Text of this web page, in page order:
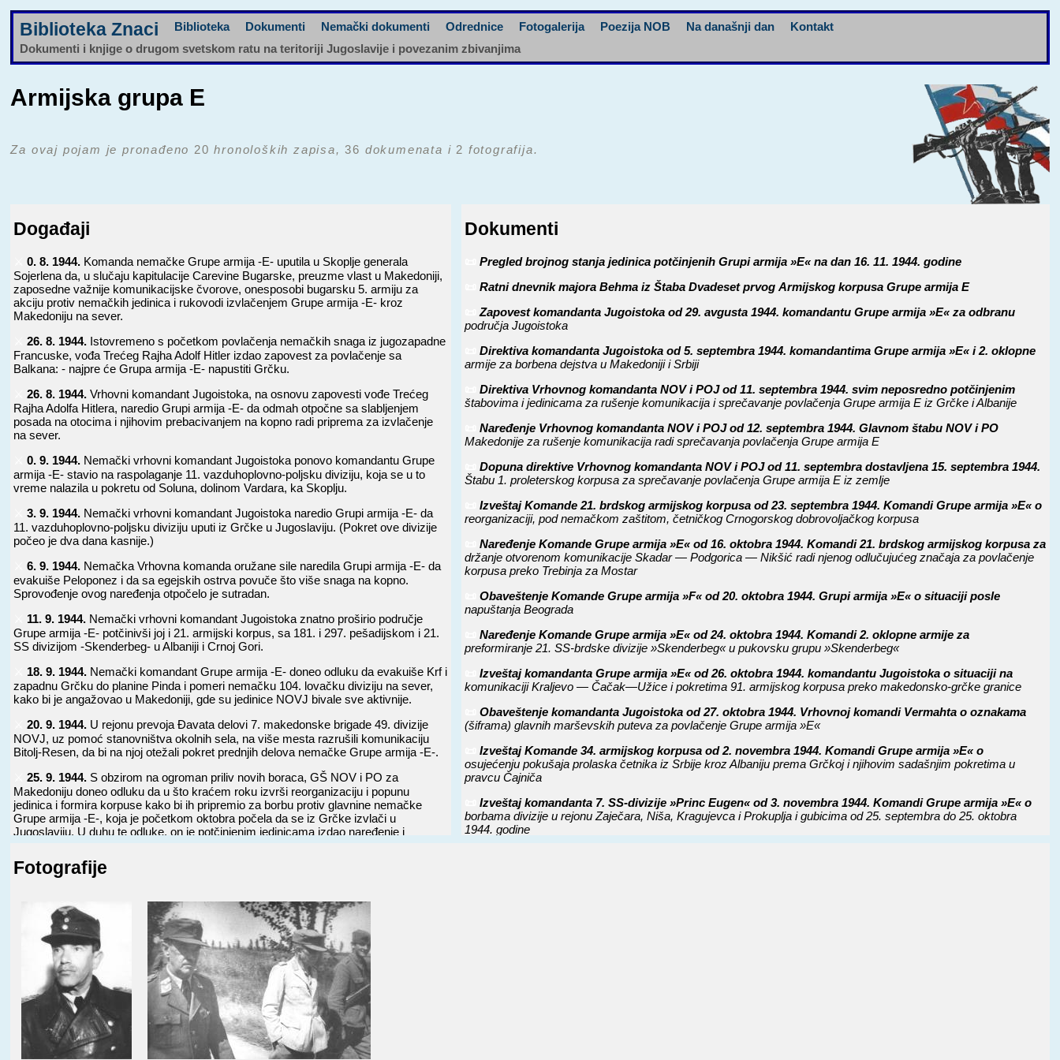
Biblioteka Znaci Biblioteka Dokumenti Nemački dokumenti Odrednice Fotogalerija Poezija NOB Na današnji dan
Kontakt
Dokumenti i knjige o drugom svetskom ratu na teritoriji Jugoslavije i povezanim zbivanjima
Armijska grupa E
Za ovaj pojam je pronađeno 20 hronoloških zapisa,36 dokumenata i 2 fotografija.
Događaji
0. 8. 1944. Komanda nemačke Grupe armija -E- uputila u Skoplje generala
Sojerlena da, u slučaju kapitulacije Carevine Bugarske, preuzme vlast u Makedoniji,
zaposedne važnije komunikacijske čvorove, onesposobi bugarsku 5. armiju za
akciju protiv nemačkih jedinica i rukovodi izvlačenjem Grupe armija -E- kroz
Makedoniju na sever.
26. 8. 1944. Istovremeno s početkom povlačenja nemačkih snaga iz jugozapadne
Francuske, vođa Trećeg Rajha Adolf Hitler izdao zapovest za povlačenje sa
Balkana: - najpre će Grupa armija -E- napustiti Grčku.
26. 8. 1944. Vrhovni komandant Jugoistoka, na osnovu zapovesti vođe Trećeg
Rajha Adolfa Hitlera, naredio Grupi armija -E- da odmah otpočne sa slabljenjem
posada na otocima i njihovim prebacivanjem na kopno radi priprema za izvlačenje
na sever.
0. 9. 1944. Nemački vrhovni komandant Jugoistoka ponovo komandantu Grupe
armija -E- stavio na raspolaganje 11. vazduhoplovno-poljsku diviziju, koja se u to
vreme nalazila u pokretu od Soluna, dolinom Vardara, ka Skoplju.
3. 9. 1944. Nemački vrhovni komandant Jugoistoka naredio Grupi armija -E- da
11. vazduhoplovno-poljsku diviziju uputi iz Grčke u Jugoslaviju. (Pokret ove divizije
počeo je dva dana kasnije.)
6. 9. 1944. Nemačka Vrhovna komanda oružane sile naredila Grupi armija -E- da
evakuiše Peloponez i da sa egejskih ostrva povuče što više snaga na kopno.
Sprovođenje ovog naređenja otpočelo je sutradan.
11. 9. 1944. Nemački vrhovni komandant Jugoistoka znatno proširio područje
Grupe armija -E- potčinivši joj i 21. armijski korpus, sa 181. i 297. pešadijskom i 21.
SS divizijom -Skenderbeg- u Albaniji i Crnoj Gori.
18. 9. 1944. Nemački komandant Grupe armija -E- doneo odluku da evakuiše Krf i
zapadnu Grčku do planine Pinda i pomeri nemačku 104. lovačku diviziju na sever,
kako bi je angažovao u Makedoniji, gde su jedinice NOVJ bivale sve aktivnije.
20. 9. 1944. U rejonu prevoja Đavata delovi 7. makedonske brigade 49. divizije
NOVJ, uz pomoć stanovništva okolnih sela, na više mesta razrušili komunikaciju
Bitolj-Resen, da bi na njoj otežali pokret prednjih delova nemačke Grupe armija -E-.
25. 9. 1944. S obzirom na ogroman priliv novih boraca, GŠ NOV i PO za
Makedoniju doneo odluku da u što kraćem roku izvrši reorganizaciju i popunu
jedinica i formira korpuse kako bi ih pripremio za borbu protiv glavnine nemačke
Grupe armija -E-, koja je početkom oktobra počela da se iz Grčke izvlači u
Jugoslaviju. U duhu te odluke, on je potčinjenim jedinicama izdao naređenje i
⚔️ 6. 10. 1944.
Delovi nemačke Grupe armija -E- odbacili snage Operativnog štaba
14. 10. 1944.
U s. Stari Trg (kod Kosovske Mitroviće) stigao nemački Štab grupe
armija -E- koji se dotada nalazio u Grčkoj.
14. 10. 1944. U Kraljevu, od rasformiranog nemačkog Štaba generalne komande -
Miler-, formiran Štab 34. armijskog korpusa i stavljen pod komandu Grupe armija -
⚔️ 27. 10. 1944.
U s. Miloševom Dolu i na pl. Jadovniku 3. proleterska (sandžačka)
udarna brigada 37. udarne divizije NOVJ i Zlatarski NOP odred vodili borbu protiv
jedinica nemačke Grupe armija -E-, delova SDK i četnika koji su se probijali od
Sjenice do Prijepolja. Posle oštre borbe neprijatelj se probio prema Prijepolju.
Dokumenti
Pregled brojnog stanja jedinica potčinjenih Grupi armija »E« na dan 16. 11. 1944. godine
Ratni dnevnik majora Behma iz Štaba Dvadeset prvog Armijskog korpusa Grupe armija E
Zapovest komandanta Jugoistoka od 29. avgusta 1944. komandantu Grupe armija »E« za odbranu
područja Jugoistoka
Direktiva komandanta Jugoistoka od 5. septembra 1944. komandantima Grupe armija »E« i 2. oklopne
armije za borbena dejstva u Makedoniji i Srbiji
Direktiva Vrhovnog komandanta NOV i POJ od 11. septembra 1944. svim neposredno potčinjenim
štabovima i jedinicama za rušenje komunikacija i sprečavanje povlačenja Grupe armija E iz Grčke i Albanije
Naređenje Vrhovnog komandanta NOV i POJ od 12. septembra 1944. Glavnom štabu NOV i PO
Makedonije za rušenje komunikacija radi sprečavanja povlačenja Grupe armija E
Dopuna direktive Vrhovnog komandanta NOV i POJ od 11. septembra dostavljena 15. septembra 1944.
Štabu 1. proleterskog korpusa za sprečavanje povlačenja Grupe armija E iz zemlje
Izveštaj Komande 21. brdskog armijskog korpusa od 23. septembra 1944. Komandi Grupe armija »E« o
reorganizaciji, pod nemačkom zaštitom, četničkog Crnogorskog dobrovoljačkog korpusa
Naređenje Komande Grupe armija »E« od 16. oktobra 1944. Komandi 21. brdskog armijskog korpusa za
držanje otvorenom komunikacije Skadar — Podgorica — Nikšić radi njenog odlučujućeg značaja za povlačenje
korpusa preko Trebinja za Mostar
Obaveštenje Komande Grupe armija »F« od 20. oktobra 1944. Grupi armija »E« o situaciji posle
napuštanja Beograda
Naređenje Komande Grupe armija »E« od 24. oktobra 1944. Komandi 2. oklopne armije za
preformiranje 21. SS-brdske divizije »Skenderbeg« u pukovsku grupu »Skenderbeg«
Izveštaj komandanta Grupe armija »E« od 26. oktobra 1944. komandantu Jugoistoka o situaciji na
komunikaciji Kraljevo — Čačak—Užice i pokretima 91. armijskog korpusa preko makedonsko-grčke granice
Obaveštenje komandanta Jugoistoka od 27. oktobra 1944. Vrhovnoj komandi Vermahta o oznakama
(šiframa) glavnih marševskih puteva za povlačenje Grupe armija »E«
Izveštaj Komande 34. armijskog korpusa od 2. novembra 1944. Komandi Grupe armija »E« o
osujećenju pokušaja prolaska četnika iz Srbije kroz Albaniju prema Grčkoj i njihovim sadašnjim pokretima u
pravcu Čajniča
Izveštaj komandanta 7. SS-divizije »Princ Eugen« od 3. novembra 1944. Komandi Grupe armija »E« o
borbama divizije u rejonu Zaječara, Niša, Kragujevca i Prokuplja i gubicima od 25. septembra do 25. oktobra
1944. godine
Fotografije